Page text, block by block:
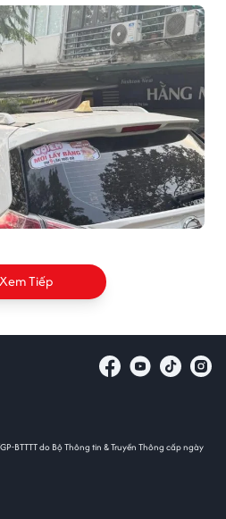
Xem Tiếp
BTTTT do Bộ Thông tin & Truyền Thông cấp ngày